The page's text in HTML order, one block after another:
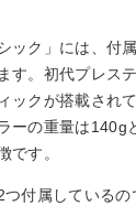
ック」には、付
す。初代プレス
ックが搭載され
ーの重量は140g
です。
付属している